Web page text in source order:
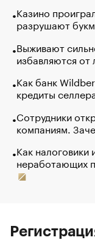
Казино
разрушают
Выживают
избавляются от
Как банк
кредиты
Сотрудники
компаниям.
Как налоговики
неработающих